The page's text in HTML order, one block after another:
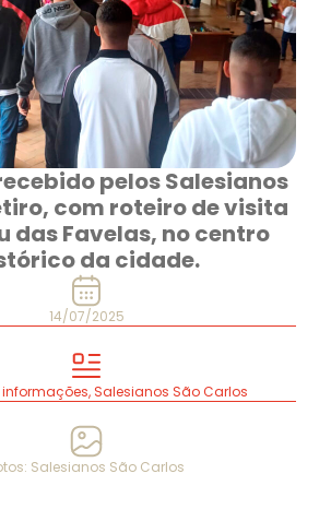
14/07/2025
Salesianos São Carlos
Salesianos São Carlos
pelos Salesianos
com roteiro de visita
das Favelas, no centro
da cidade.